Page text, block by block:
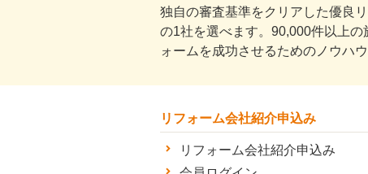
独自の審査基準をクリアした優良
の1社を選べます。90,000件以上
ォームを成功させるためのノウハ
リフォーム会社紹介申込み
リフォーム会社紹介申込み